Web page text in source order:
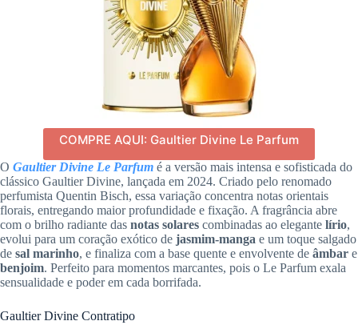
COMPRE AQUI: Gaultier Divine Le Parfum
O Gaultier Divine Le Parfum é a versão mais intensa e sofisticada do
clássico Gaultier Divine, lançada em 2024. Criado pelo renomado
perfumista Quentin Bisch, essa variação concentra notas orientais
florais, entregando maior profundidade e fixação. A fragrância abre
com o brilho radiante das notas solares combinadas ao elegante lírio,
evolui para um coração exótico de jasmim-manga e um toque salgado
de sal marinho, e finaliza com a base quente e envolvente de âmbar e
benjoim. Perfeito para momentos marcantes, pois o Le Parfum exala
sensualidade e poder em cada borrifada.
Gaultier Divine Contratipo